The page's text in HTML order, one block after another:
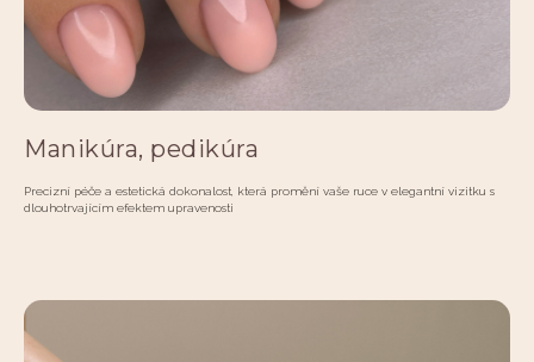
Manikúra, pedikúra
Precizní péče a estetická dokonalost, která promění vaše ruce v elegantní vizitku s
dlouhotrvajícím efektem upravenosti